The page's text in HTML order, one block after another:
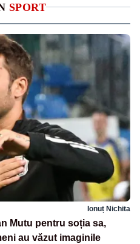
SPORT
Ionuț Nichita
Mutu pentru soția sa,
au văzut imaginile